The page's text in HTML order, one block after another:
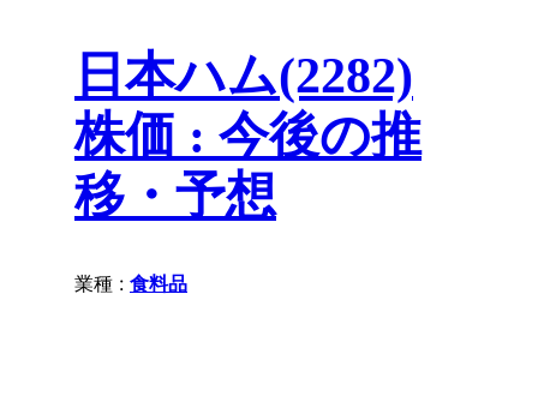
日本ハム(2282)
株価 : 今後の推
移・予想
業種 : 食料品